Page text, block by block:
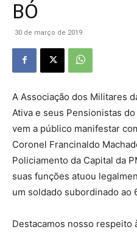
BÓ
30 de março de 2019
A Associação dos Militares
Ativa e seus Pensionistas
vem a público manifestar
Coronel Francinaldo
Policiamento da Capital da
suas funções atuou
um soldado subordinado ao
Destacamos nosso respeito